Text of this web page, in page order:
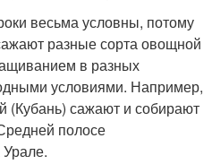
весьма условны, потому
разные сорта овощной
в разных
условиями. Например,
(Кубань) сажают и собирают
полосе